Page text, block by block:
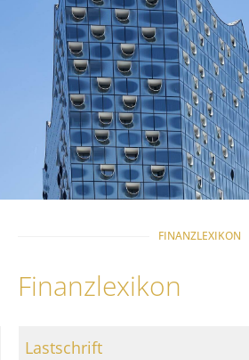
FINANZLEXIKON
Finanzlexikon
Lastschrift